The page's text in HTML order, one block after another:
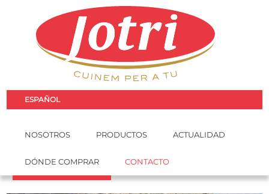
ESPAÑOL
NOSOTROS PRODUCTOS ACTUALIDAD
DÓNDE COMPRAR CONTACTO